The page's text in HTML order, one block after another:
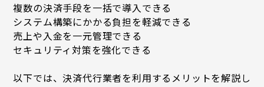
複数の決済手段を一括で導入できる
システム構築にかかる負担を軽減できる
売上や入金を一元管理できる
セキュリティ対策を強化できる
以下では、決済代行業者を利用するメリットを解説し